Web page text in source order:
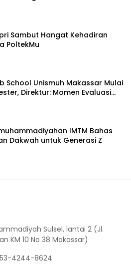
Sambut Hangat Kehadiran
PoltekMu
School Unismuh Makassar Mulai
Direktur: Momen Evaluasi
IMTM Bahas
Dakwah untuk Generasi Z
Sulsel, lantai 2 (Jl.
KM 10 No 38 Makassar)
4244-8624